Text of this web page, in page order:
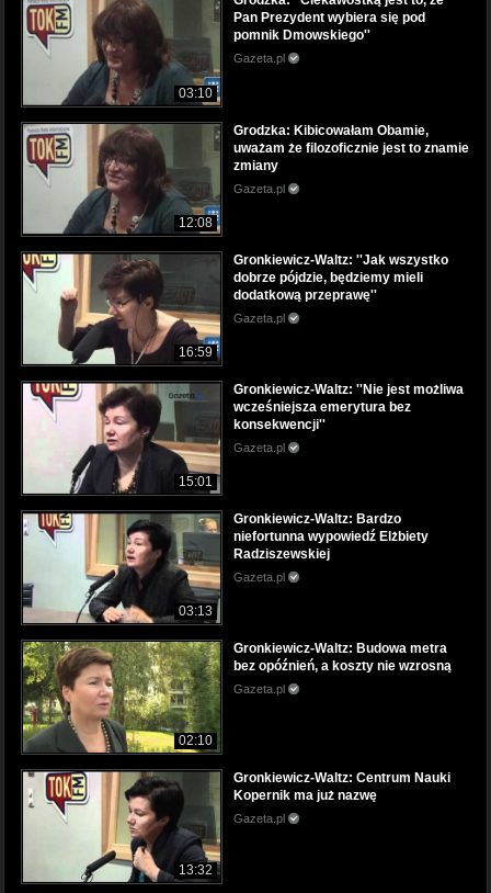
03:10
Pan Prezydent wybiera się pod
pomnik Dmowskiego''
Gazeta.pl
12:08
Grodzka: Kibicowałam Obamie,
uważam że filozoficznie jest to znamie
zmiany
Gazeta.pl
16:59
Gronkiewicz-Waltz: ''Jak wszystko
dobrze pójdzie, będziemy mieli
dodatkową przeprawę''
Gazeta.pl
15:01
Gronkiewicz-Waltz: ''Nie jest możliwa
wcześniejsza emerytura bez
konsekwencji''
Gazeta.pl
03:13
Gronkiewicz-Waltz: Bardzo
niefortunna wypowiedź Elżbiety
Radziszewskiej
Gazeta.pl
02:10
Gronkiewicz-Waltz: Budowa metra
bez opóźnień, a koszty nie wzrosną
Gazeta.pl
13:32
Gronkiewicz-Waltz: Centrum Nauki
Kopernik ma już nazwę
Gazeta.pl